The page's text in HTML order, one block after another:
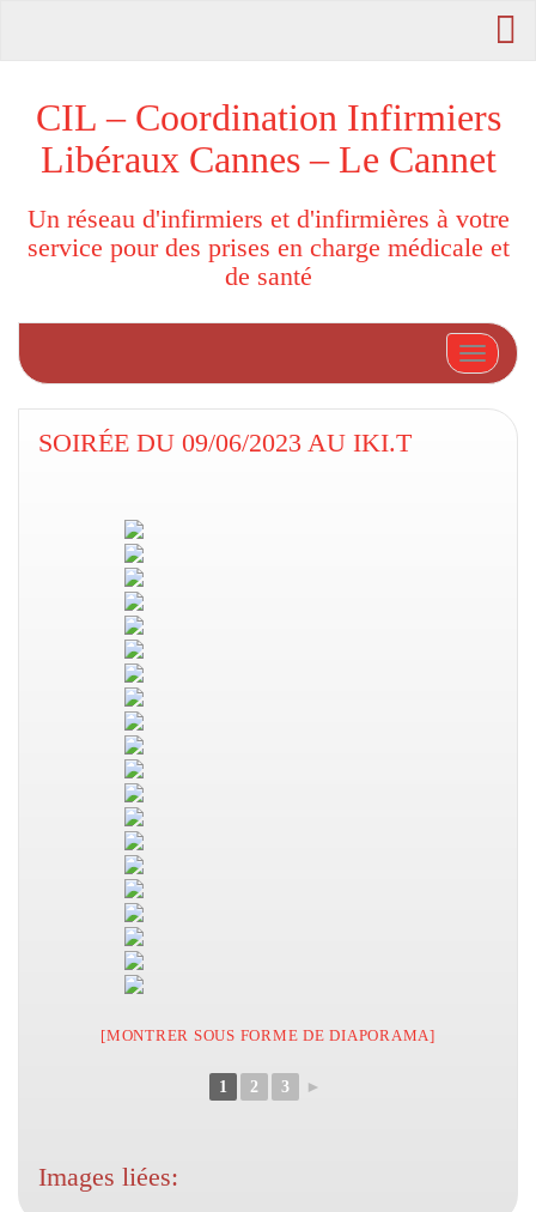
CIL – Coordination Infirmiers
Libéraux Cannes – Le Cannet
Un réseau d'infirmiers et d'infirmières à votre
service pour des prises en charge médicale et
de santé
SOIRÉE DU 09/06/2023 AU IKI.T
[MONTRER SOUS FORME DE DIAPORAMA]
1 2 3 ►
Images liées: